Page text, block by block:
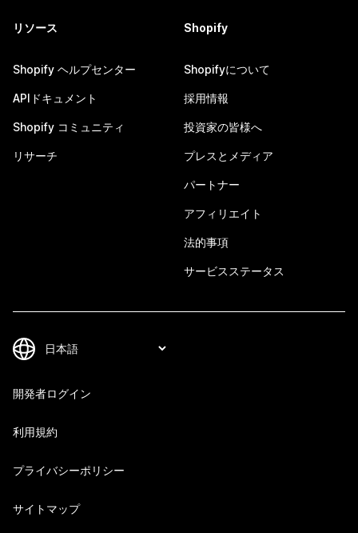
リソース
Shopify ヘルプセンター
APIドキュメント
Shopify コミュニティ
リサーチ
Shopify
Shopifyについて
採用情報
投資家の皆様へ
プレスとメディア
パートナー
アフィリエイト
法的事項
サービスステータス
開発者ログイン
利用規約
プライバシーポリシー
サイトマップ